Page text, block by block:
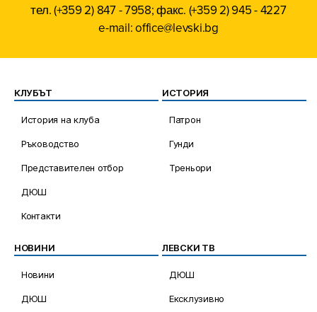
тел. (+359 2) 847 - 7958; факс. (+359 2) 945 - 4227
e-mail: office@levski.bg
КЛУБЪТ
История на клуба
Ръководство
Представителен отбор
ДЮШ
Контакти
ИСТОРИЯ
Патрон
Гунди
Треньори
НОВИНИ
Новини
ДЮШ
ЛЕВСКИ ТВ
ДЮШ
Ексклузивно